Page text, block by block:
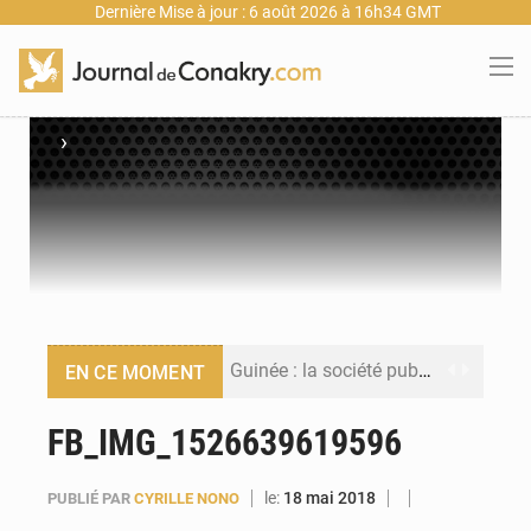
Dernière Mise à jour : 6 août 2026 à 16h34 GMT
›
EN CE MOMENT Guinée : la société publique Nimba Mining Company signe sa première convention minière
FB_IMG_1526639619596
PUBLIÉ PAR CYRILLE NONO le: 18 mai 2018